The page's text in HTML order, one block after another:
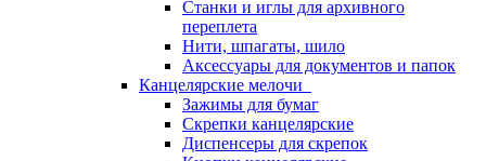
Станки и иглы для архивного
переплета
Нити, шпагаты, шило
Аксессуары для документов и папок
Канцелярские мелочи
Зажимы для бумаг
Скрепки канцелярские
Диспенсеры для скрепок